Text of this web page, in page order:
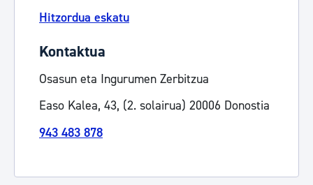
Hitzordua eskatu
Kontaktua
Osasun eta Ingurumen Zerbitzua
Easo Kalea, 43, (2. solairua) 20006 Donostia
943 483 878